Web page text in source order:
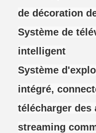
de décoration
Système de
intelligent
Système
intégré,
télécharger des
streaming